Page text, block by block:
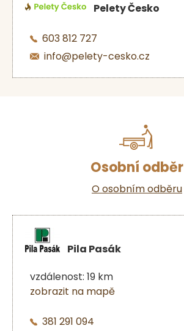
Pelety Česko
603 812 727
info@pelety-cesko.cz
Osobní odběr
O osobním odběru
Pila Pasák
vzdálenost: 19 km
zobrazit na mapě
381 291 094